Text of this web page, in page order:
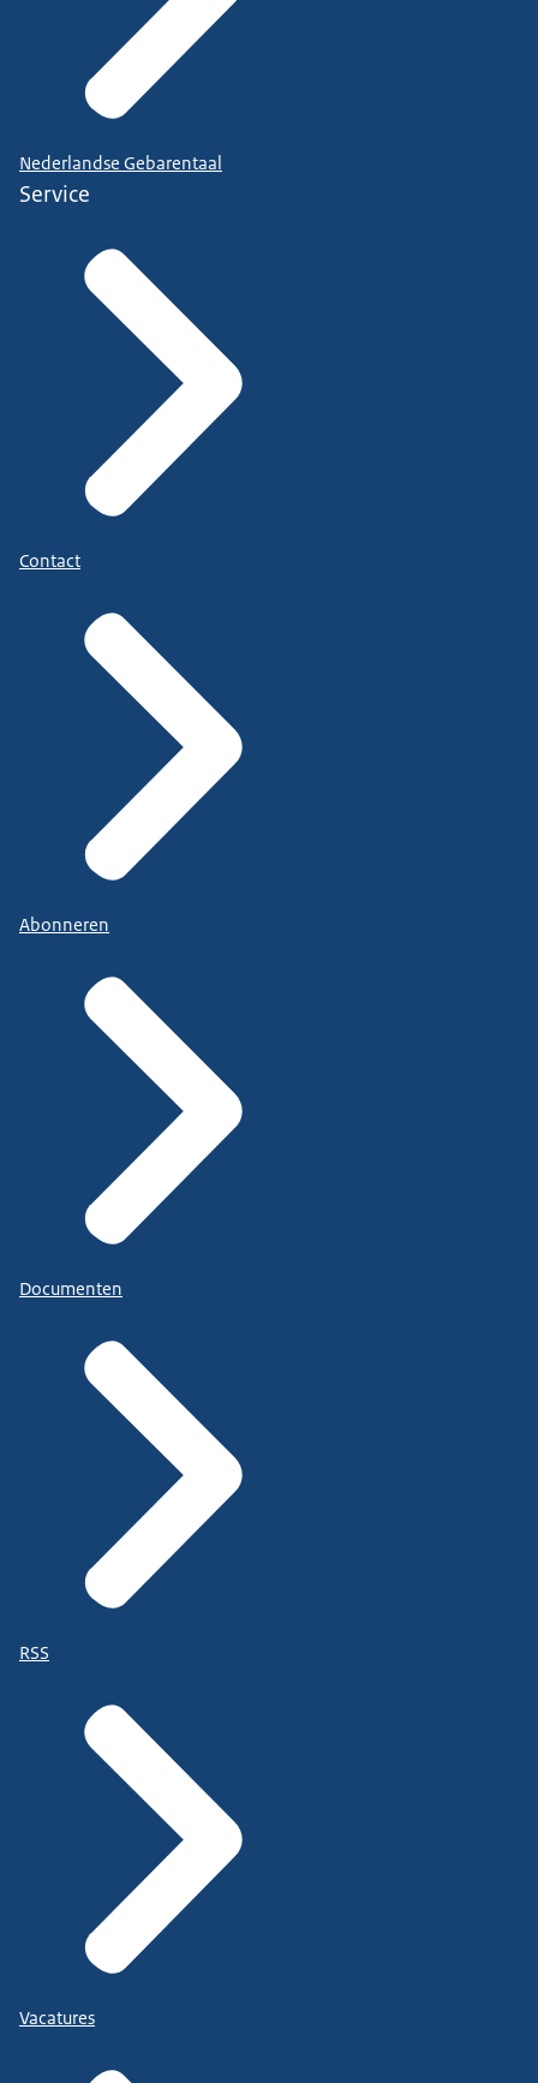
Nederlandse Gebarentaal
Service
Contact
Abonneren
Documenten
RSS
Vacatures